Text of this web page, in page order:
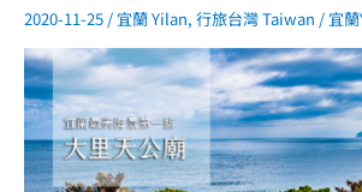
雲
霧
繚
繞
絕
美
抹
茶
山
2020-11-25 / 宜蘭 Yilan, 行旅台灣 Taiwan / 宜